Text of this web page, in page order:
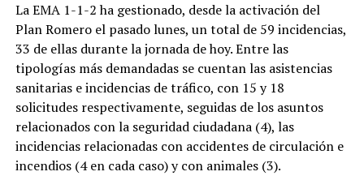
La EMA 1-1-2 ha gestionado, desde la activación del
Plan Romero el pasado lunes, un total de 59 incidencias,
33 de ellasdurante la jornada de hoy. Entre las
tipologías más demandadas se cuentan las asistencias
sanitarias e incidencias de tráfico, con 15 y 18
solicitudes respectivamente, seguidas de los asuntos
relacionados con la seguridad ciudadana (4), las
incidencias relacionadas con accidentes de circulación e
incendios (4 en cada caso) y con animales (3).